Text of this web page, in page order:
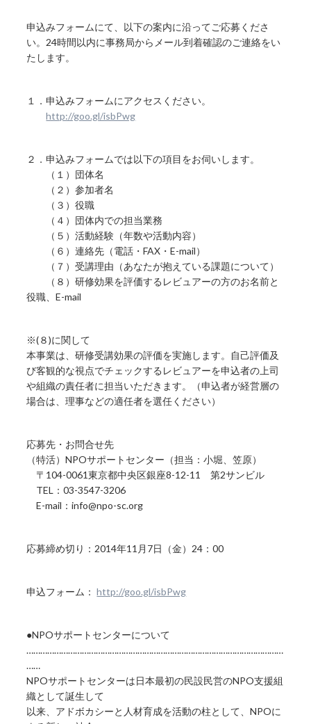
申込みフォームにて、以下の案内に沿ってご応募くださ
い。24時間以内に事務局からメール到着確認のご連絡をい
たします。
１．申込みフォームにアクセスください。
http://goo.gl/isbPwg
２．申込みフォームでは以下の項目をお伺いします。
（１）団体名
（２）参加者名
（３）役職
（４）団体内での担当業務
（５）活動経験（年数や活動内容）
（６）連絡先（電話・FAX・E-mail）
（７）受講理由（あなたが抱えている課題について）
（８）研修効果を評価するレビュアーの方のお名前と
役職、E-mail
※(８)に関して
本事業は、研修受講効果の評価を実施します。自己評価及
び客観的な視点でチェックするレビュアーを申込者の上司
や組織の責任者に担当いただきます。（申込者が経営層の
場合は、理事などの適任者を選任ください）
応募先・お問合せ先
（特活）NPOサポートセンター（担当：小堀、笠原）
〒104-0061東京都中央区銀座8-12-11 第2サンビル
TEL：03-3547-3206
E-mail：info@npo-sc.org
応募締め切り：2014年11月7日（金）24：00
申込フォーム：http://goo.gl/isbPwg
●NPOサポートセンターについて
…………………………………………………………………………………………………
……
NPOサポートセンターは日本最初の民設民営のNPO支援組
織として誕生して
以来、アドボカシーと人材育成を活動の柱として、NPOに